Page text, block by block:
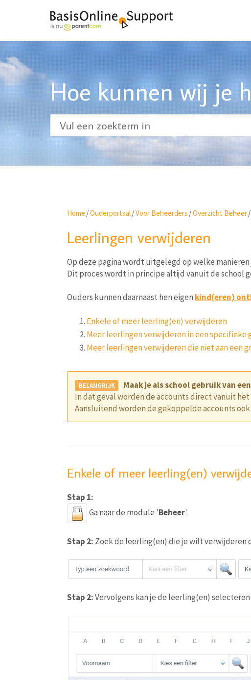
Hoe kunnen wij je
Home /Ouderportaal/Voor Beheerders /Overzicht Beheer/
Leerlingen verwijderen
Op deze pagina wordt uitgelegd op welke
Dit proces wordt in principe altijd vanuit de school
Ouders kunnen daarnaast hen eigen kind(eren)
Enkele of meer leerling(en) verwijderen
Meer leerlingen verwijderen in een specifieke
Meer leerlingen verwijderen die niet aan een
Maak je als school gebruik van een
In dat geval worden de accounts direct vanuit
Aansluitend worden de gekoppelde accounts
Enkele of meer leerling(en)
Stap 1:
Ga naar de module 'Beheer'.
Stap 2: Zoek de leerling(en) die je wilt
Stap 2:Vervolgens kan je de leerling(en)